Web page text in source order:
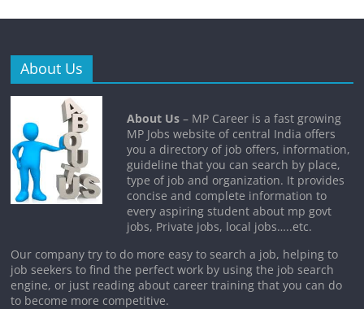
About Us
About Us – MP Career is a fast growing
MP Jobs website of central India offers
you a directory of job offers, information,
guideline that you can search by place,
type of job and organization. It provides
concise and complete information to
every aspiring student about mp govt
jobs, Private jobs, local jobs…..etc.
Our company try to do more easy to search a job, helping to
job seekers to find the perfect work by using the job search
engine, or just reading about career training that you can do
to become more competitive.